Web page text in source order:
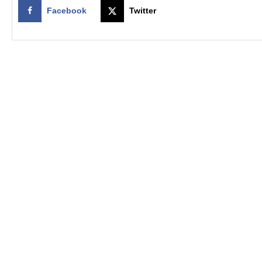
Facebook Twitter